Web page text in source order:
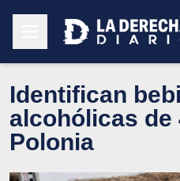
Identifican
alcohólicas de
Polonia